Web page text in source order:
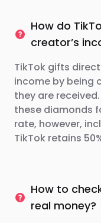
How do
creator’s
TikTok gifts
income by being
they are
these diamonds
rate, however,
TikTok retains
How to
real money?